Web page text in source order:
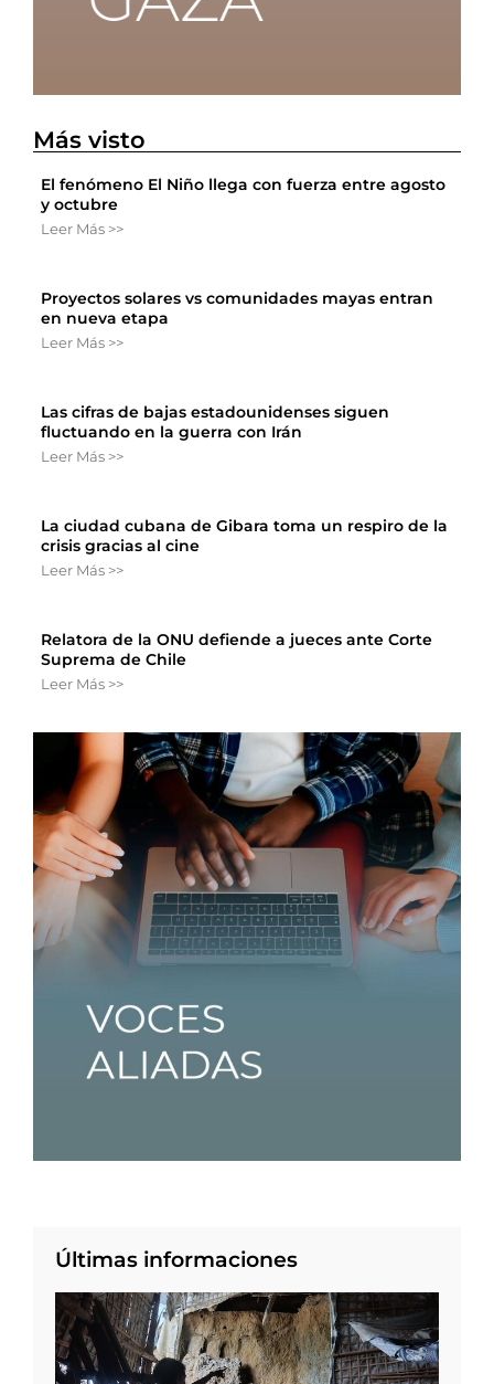
Más visto
El fenómeno El Niño llega con fuerza entre agosto
y octubre
Leer Más >>
Proyectos solares vs comunidades mayas entran
en nueva etapa
Leer Más >>
Las cifras de bajas estadounidenses siguen
fluctuando en la guerra con Irán
Leer Más >>
La ciudad cubana de Gibara toma un respiro de la
crisis gracias al cine
Leer Más >>
Relatora de la ONU defiende a jueces ante Corte
Suprema de Chile
Leer Más >>
Últimas informaciones